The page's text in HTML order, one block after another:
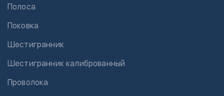
Полоса
Поковка
Шестигранник
Шестигранник калиброванный
Проволока